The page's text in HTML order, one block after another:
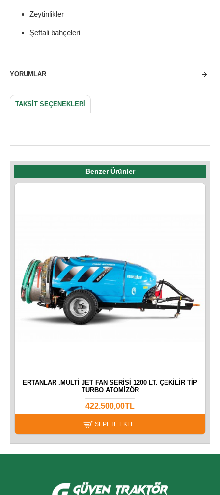
Zeytinlikler
Şeftali bahçeleri
YORUMLAR
TAKSIT SEÇENEKLERI
Benzer Ürünler
ERTANLAR ,MULTI JET FAN SERISI 1200 LT. ÇEKILIR TIP
TURBO ATOMIZÖR
422.500,00TL
SEPETE EKLE